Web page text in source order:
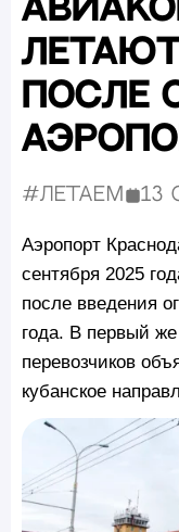
после
#Летаем 13
Аэропорт
сентября 2025
после введения
года. В первый же
перевозчиков
кубанское